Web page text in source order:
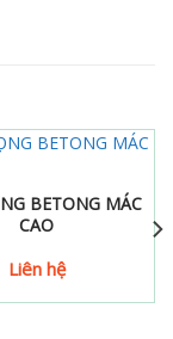
Sun Avanue,
xoắn): Ф8.6mm
1,8Kw*2
BETONG MÁC
CAO
Liên hệ